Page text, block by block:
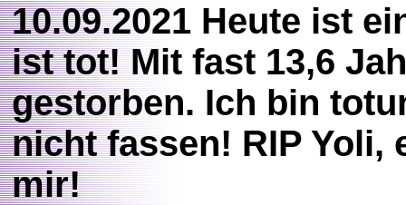
10.09.2021 Heute ist
ist tot! Mit fast 13,6
gestorben. Ich bin
nicht fassen! RIP Yoli,
mir!